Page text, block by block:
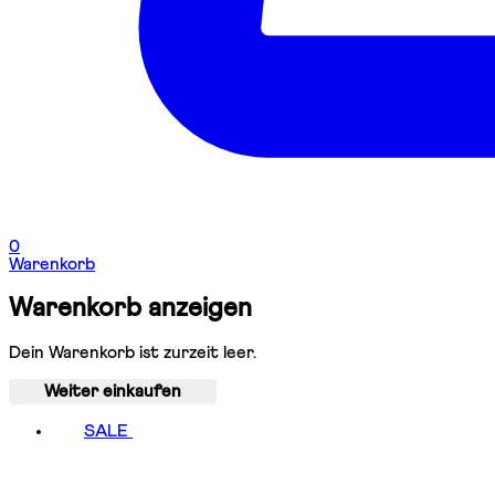
0
Warenkorb
Warenkorb anzeigen
Dein Warenkorb ist zurzeit leer.
Weiter einkaufen
SALE